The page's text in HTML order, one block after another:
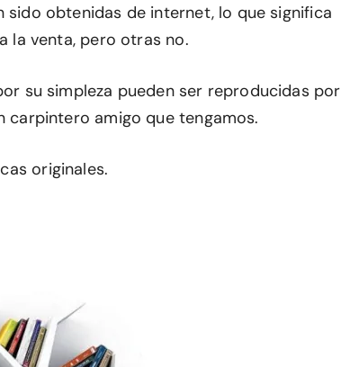
sido obtenidas de internet, lo que significa
la venta, pero otras no.
su simpleza pueden ser reproducidas por
carpintero amigo que tengamos.
originales.